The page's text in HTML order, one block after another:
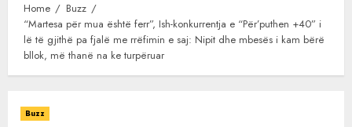
Home
Buzz
“Martesa për mua është ferr”, Ish-konkurrentja e “Për’puthen +40” i
lë të gjithë pa fjalë me rrëfimin e saj: Nipit dhe mbesës i kam bërë
bllok, më thanë na ke turpëruar
Buzz